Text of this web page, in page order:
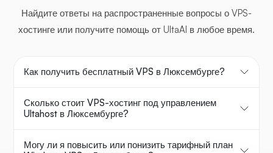
Найдите ответы на распространенные вопросы о VPS-
хостинге или получите помощь от UltaAI в любое время.
Как получить бесплатный VPS в Люксембурге?
Сколько стоит VPS-хостинг под управлением
Ultahost в Люксембурге?
Могу ли я повысить или понизить тарифный план